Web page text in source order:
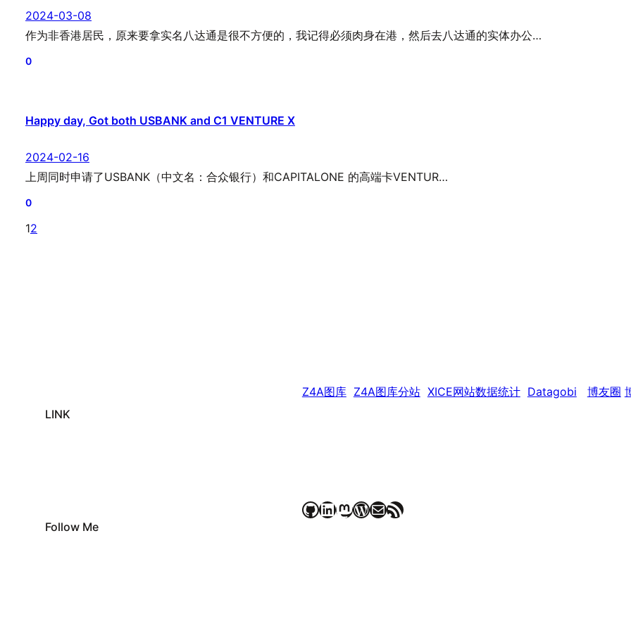
2024-03-08
作为非香港居民，原来要拿实名八达通是很不方便的，我记得必须肉身在港，然后去八达通的实体办公…
0
Happy day, Got both USBANK and C1 VENTURE X
2024-02-16
上周同时申请了USBANK（中文名：合众银行）和CAPITALONE 的高端卡VENTUR…
0
12
LINK
Z4A图库 Z4A图库分站 XICE网站数据统计 Datagobi 博友圈
Follow Me
GitHub LinkedIn Mastodon WordPress Mail RSS Feed